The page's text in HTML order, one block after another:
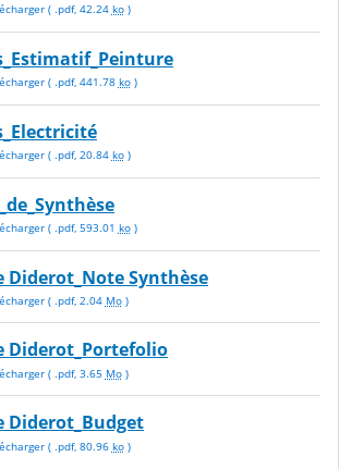
( .pdf, 42.24 ko)
( .pdf, 441.78 ko)
( .pdf, 20.84 ko)
( .pdf, 593.01 ko)
Diderot_Note Synthèse
( .pdf, 2.04 Mo)
Diderot_Portefolio
( .pdf, 3.65 Mo)
Diderot_Budget
( .pdf, 80.96 ko)